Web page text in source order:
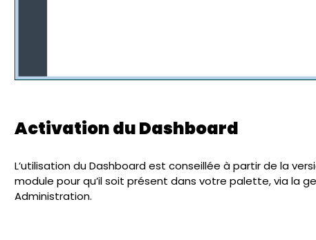
Activation du Dashboard
L’utilisation du Dashboard est conseillée à partir de la
module pour qu’il soit présent dans votre palette, via la
Administration.